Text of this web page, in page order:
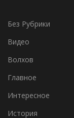
Без Рубрики
Видео
Волхов
Главное
Интересное
История